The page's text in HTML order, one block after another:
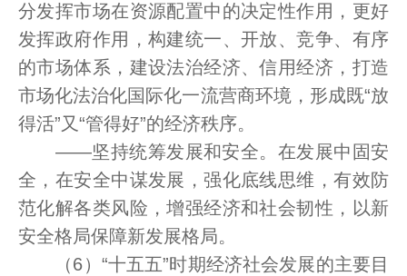
分发挥市场在资源配置中的决定性作用，更好
发挥政府作用，构建统一、开放、竞争、有序
的市场体系，建设法治经济、信用经济，打造
市场化法治化国际化一流营商环境，形成既“放
得活”又“管得好”的经济秩序。
——坚持统筹发展和安全。在发展中固安
全，在安全中谋发展，强化底线思维，有效防
范化解各类风险，增强经济和社会韧性，以新
安全格局保障新发展格局。
（6）“十五五”时期经济社会发展的主要目